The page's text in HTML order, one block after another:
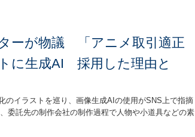
ーが物議 「アニメ取引適正
に生成AI 採用した理由と
のイラストを巡り、画像生成AIの使用がSNS上で指摘
委託先の制作会社の制作過程で人物や小道具などの素